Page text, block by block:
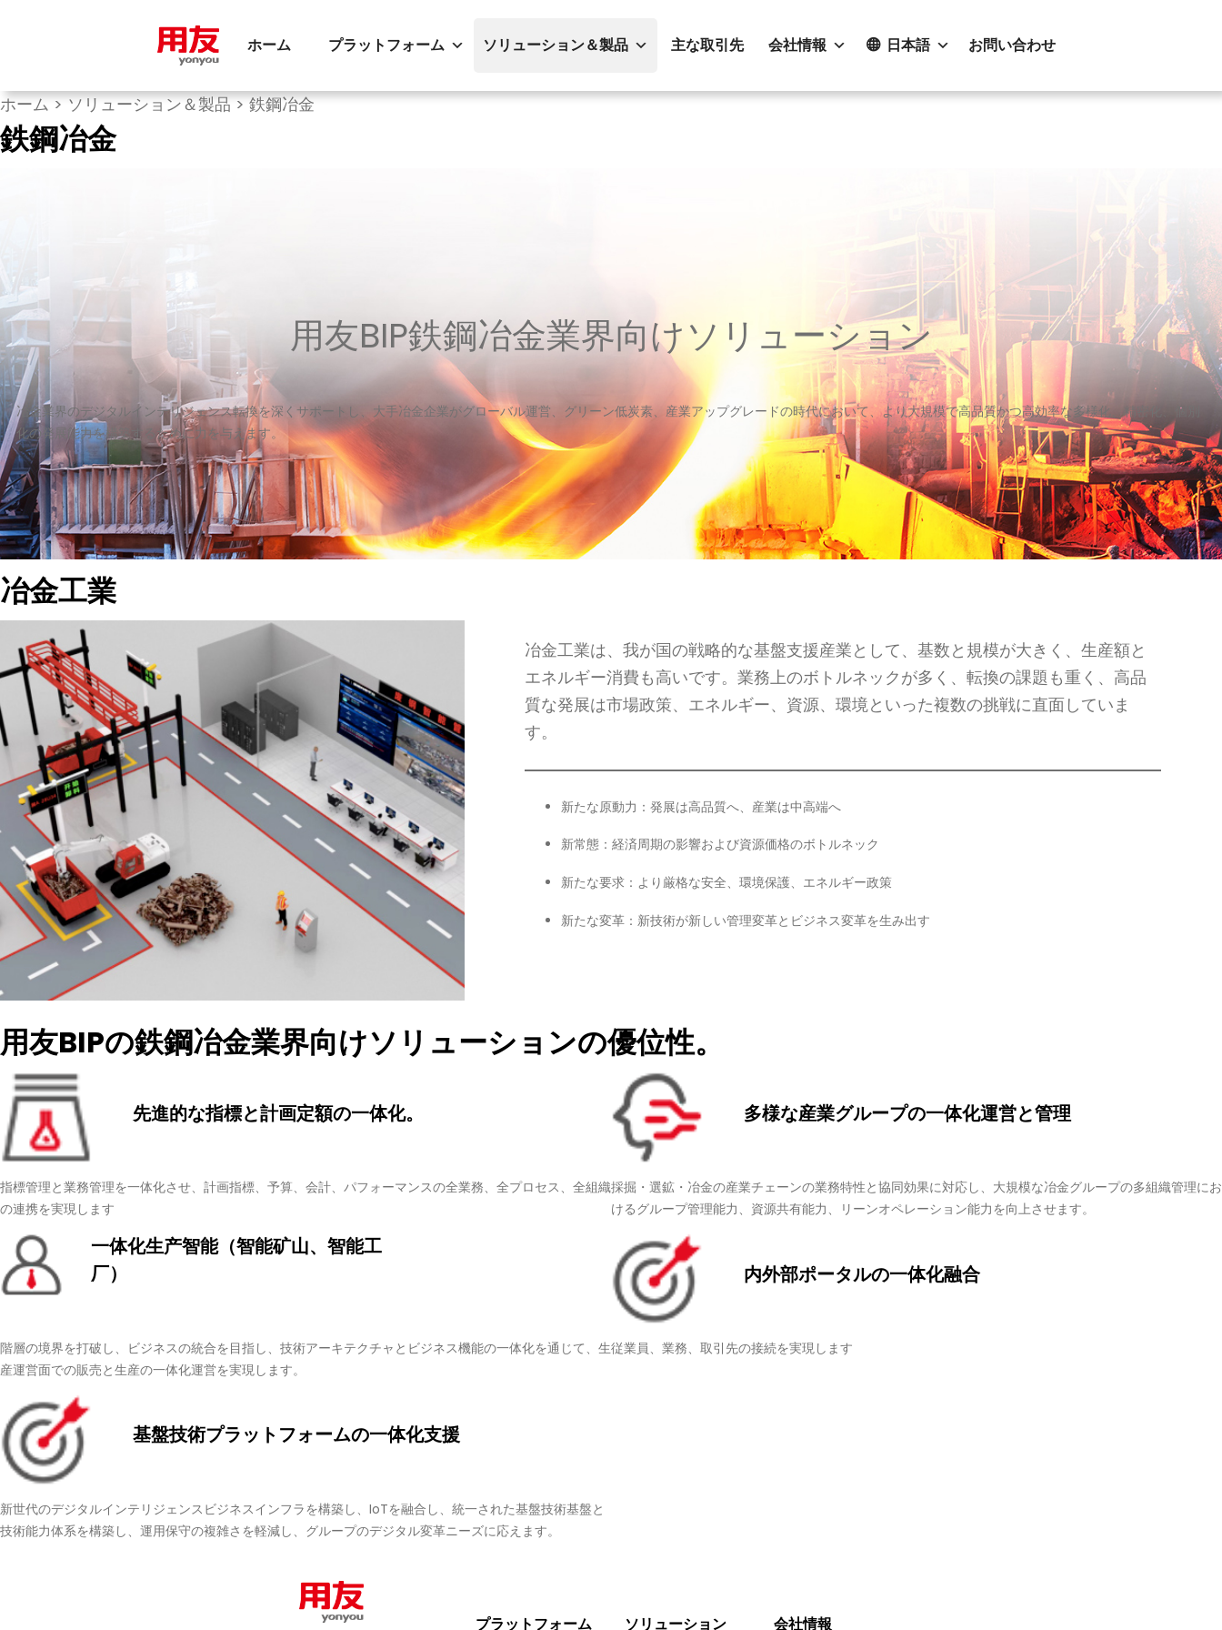
ホーム プラットフォーム ソリューション＆製品 主な取引先 会社情報 日本語 お問い合わせ
ホーム>ソリューション＆製品>鉄鋼冶金
鉄鋼冶金
用友BIP鉄鋼冶金業界向けソリューション
冶金業界のデジタルインテリジェンス転換を深くサポートし、大手冶金企業がグローバル運営、グリーン低炭素、産業アップグレードの時代において、より大規模で高品質かつ高効率な多様化、精密化、個別
化の発展能力を構築するために力を与えます。
冶金工業
冶金工業は、我が国の戦略的な基盤支援産業として、基数と規模が大きく、生産額と
エネルギー消費も高いです。業務上のボトルネックが多く、転換の課題も重く、高品
質な発展は市場政策、エネルギー、資源、環境といった複数の挑戦に直面していま
す。
新たな原動力：発展は高品質へ、産業は中高端へ
新常態：経済周期の影響および資源価格のボトルネック
新たな要求：より厳格な安全、環境保護、エネルギー政策
新たな変革：新技術が新しい管理変革とビジネス変革を生み出す
用友BIPの鉄鋼冶金業界向けソリューションの優位性。
先進的な指標と計画定額の一体化。 多様な産業グループの一体化運営と管理
指標管理と業務管理を一体化させ、計画指標、予算、会計、パフォーマンスの全業務、全プロセス、全組織
の連携を実現します
採掘・選鉱・冶金の産業チェーンの業務特性と協同効果に対応し、大規模な冶金グループの多組織管理にお
けるグループ管理能力、資源共有能力、リーンオペレーション能力を向上させます。
一体化生产智能（智能矿山、智能工
厂）
内外部ポータルの一体化融合
階層の境界を打破し、ビジネスの統合を目指し、技術アーキテクチャとビジネス機能の一体化を通じて、生
産運営面での販売と生産の一体化運営を実現します。
従業員、業務、取引先の接続を実現します
基盤技術プラットフォームの一体化支援
新世代のデジタルインテリジェンスビジネスインフラを構築し、IoTを融合し、統一された基盤技術基盤と
技術能力体系を構築し、運用保守の複雑さを軽減し、グループのデジタル変革ニーズに応えます。
プラットフォーム ソリューション 会社情報